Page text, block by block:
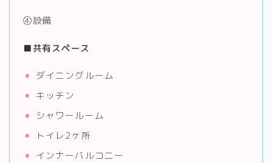
④設備
■共有スペース
ダイニングルーム
キッチン
シャワールーム
トイレ2ヶ所
インナーバルコニー